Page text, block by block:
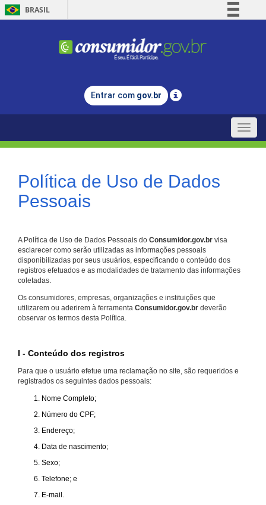
BRASIL
Comunica BR
Legislação
Entrar com gov.br
Toggle
Política de Uso de Dados
Pessoais
A Política de Uso de Dados Pessoais do Consumidor.gov.br visa
esclarecer como serão utilizadas as informações pessoais
disponibilizadas por seus usuários, especificando o conteúdo dos
registros efetuados e as modalidades de tratamento das informações
coletadas.
Os consumidores, empresas, organizações e instituições que
utilizarem ou aderirem à ferramenta Consumidor.gov.br deverão
observar os termos desta Política.
I - Conteúdo dos registros
Para que o usuário efetue uma reclamação no site, são requeridos e
registrados os seguintes dados pessoais:
Nome Completo;
Número do CPF;
Endereço;
Data de nascimento;
Sexo;
Telefone; e
E-mail.